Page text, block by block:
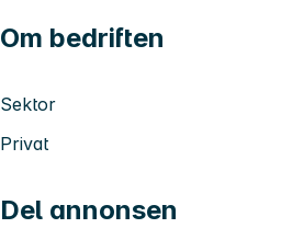
Om bedriften
Sektor
Privat
Del annonsen